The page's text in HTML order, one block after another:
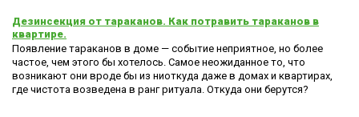
Дезинсекция от тараканов. Как потравить тараканов в
квартире.
Появление тараканов в доме — событие неприятное, но более
частое, чем этого бы хотелось. Самое неожиданное то, что
возникают они вроде бы из ниоткуда даже в домах и квартирах,
где чистота возведена в ранг ритуала. Откуда они берутся?